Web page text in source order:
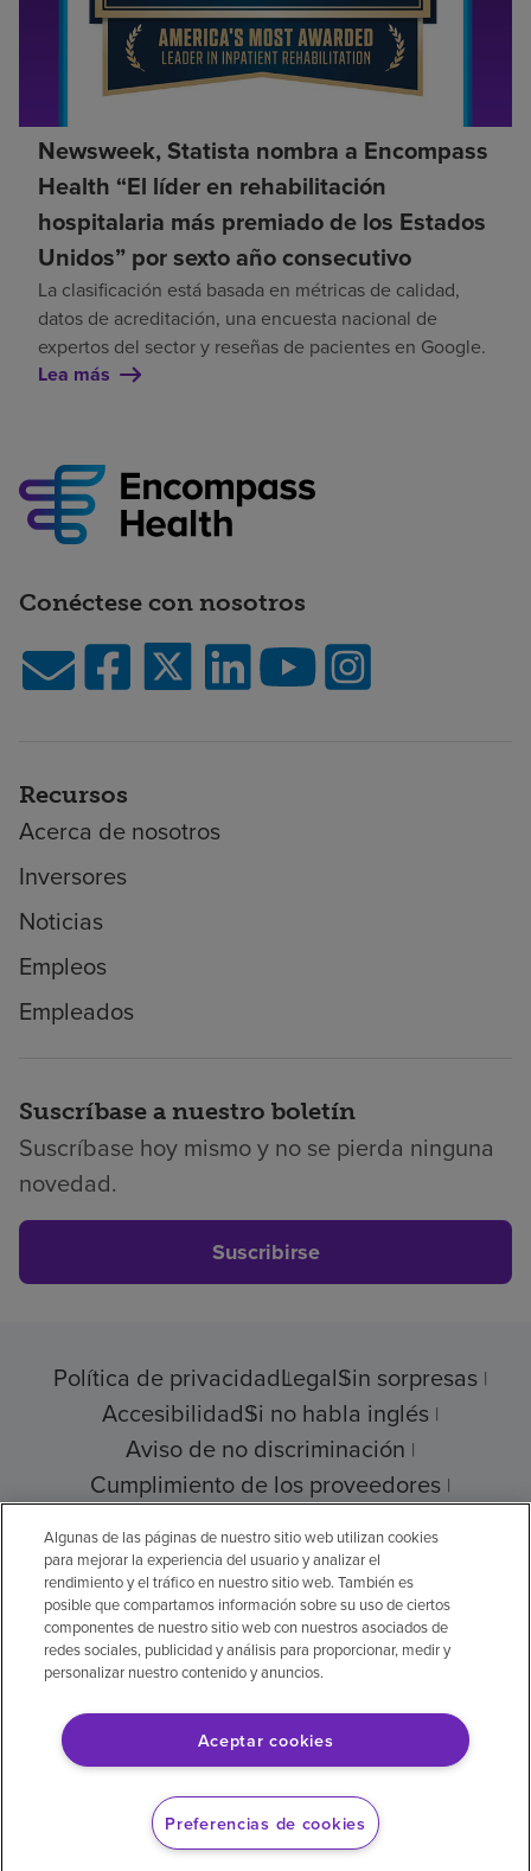
Newsweek, Statista nombra a Encompass
Health “El líder en rehabilitación
hospitalaria más premiado de los Estados
Unidos” por sexto año consecutivo
La clasificación está basada en métricas de calidad,
datos de acreditación, una encuesta nacional de
expertos del sector y reseñas de pacientes en Google.
Lea más
Conéctese con nosotros
Recursos
Acerca de nosotros
Inversores
Noticias
Empleos
Empleados
Suscríbase a nuestro boletín
Suscríbase hoy mismo y no se pierda ninguna
novedad.
Suscribirse
Política de privacidadLegalSin sorpresas
AccesibilidadSi no habla inglés
Aviso de no discriminación
Cumplimiento de los proveedores
© 2026 Encompass Health Corporation
Preferencias de cookies
Aviso legal: Se tradujo con la ayuda de
inteligencia artificial (IA). La versión en inglés
es la versión oficial.
Algunas de las páginas de nuestro sitio web utilizan cookies
para mejorar la experiencia del usuario y analizar el
rendimiento y el tráfico en nuestro sitio web. También es
posible que compartamos información sobre su uso de ciertos
componentes de nuestro sitio web con nuestros asociados de
redes sociales, publicidad y análisis para proporcionar, medir y
personalizar nuestro contenido y anuncios.
Aceptar cookies
Preferencias de cookies